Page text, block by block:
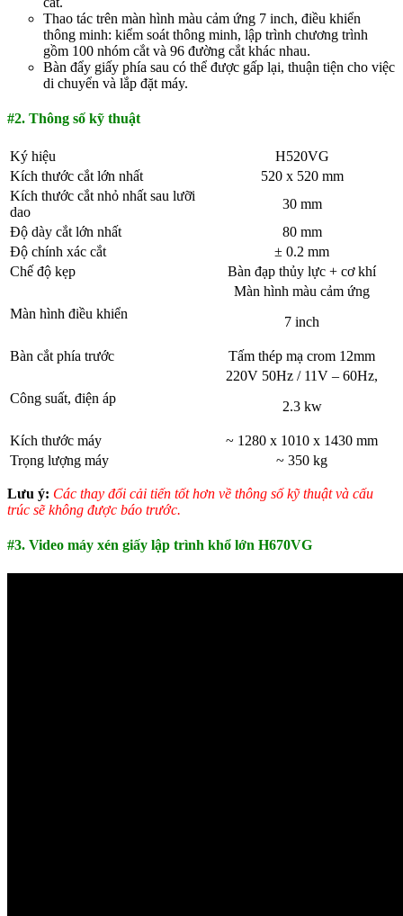
Thao tác trên màn hình màu cảm ứng 7 inch, điều khiển
thông minh: kiểm soát thông minh, lập trình chương trình
gồm 100 nhóm cắt và 96 đường cắt khác nhau.
Bàn đẩy giấy phía sau có thể được gấp lại, thuận tiện cho việc
di chuyển và lắp đặt máy.
#2. Thông số kỹ thuật
Ký hiệu
H520VG
Kích thước cắt lớn nhất
520 x 520 mm
Kích thước cắt nhỏ nhất sau lưỡi
dao
30 mm
Độ dày cắt lớn nhất
80 mm
Độ chính xác cắt
± 0.2 mm
Chế độ kẹp
Bàn đạp thủy lực + cơ khí
Màn hình điều khiển
Màn hình màu cảm ứng
7 inch
Bàn cắt phía trước Tấm thép mạ crom 12mm
Công suất, điện áp
220V 50Hz / 11V – 60Hz,
2.3 kw
Kích thước máy
~ 1280 x 1010 x 1430 mm
Trọng lượng máy
~ 350 kg
Lưu ý: Các thay đổi cải tiến tốt hơn về thông số kỹ thuật và cấu
trúc sẽ không được báo trước.
#3. Video máy xén giấy lập trình khổ lớn H670VG